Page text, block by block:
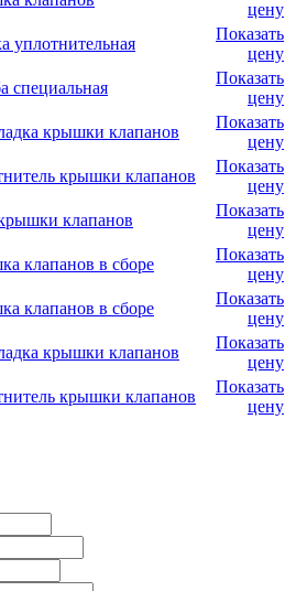
цену
уплотнительная
Показать
цену
специальная
Показать
цену
крышки клапанов
Показать
цену
крышки клапанов
Показать
цену
клапанов
Показать
цену
клапанов в сборе
Показать
цену
клапанов в сборе
Показать
цену
крышки клапанов
Показать
цену
крышки клапанов
Показать
цену